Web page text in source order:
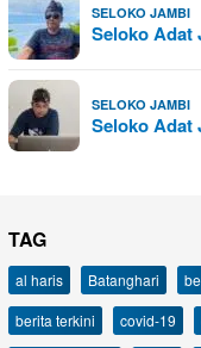
SELOKO JAMBI
Seloko Adat
SELOKO JAMBI
Seloko
TAG
al haris Batanghari
berita terkini
covid-19